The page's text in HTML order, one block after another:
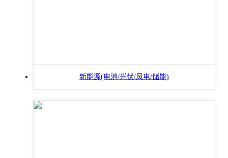
新能源(电池/光伏/风电/储能)